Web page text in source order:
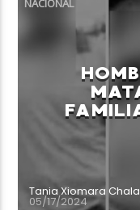
Neiva Estereo
NACIONAL
Tania Xiomara
05/17/2024